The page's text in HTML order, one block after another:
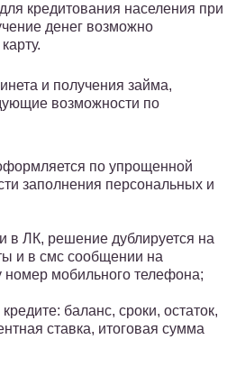
кредитования населения при
денег возможно
и получения займа,
возможности по
по упрощенной
заполнения персональных и
в ЛК, решение дублируется на
и в смс сообщении на
номер мобильного телефона;
баланс, сроки, остаток,
ставка, итоговая сумма